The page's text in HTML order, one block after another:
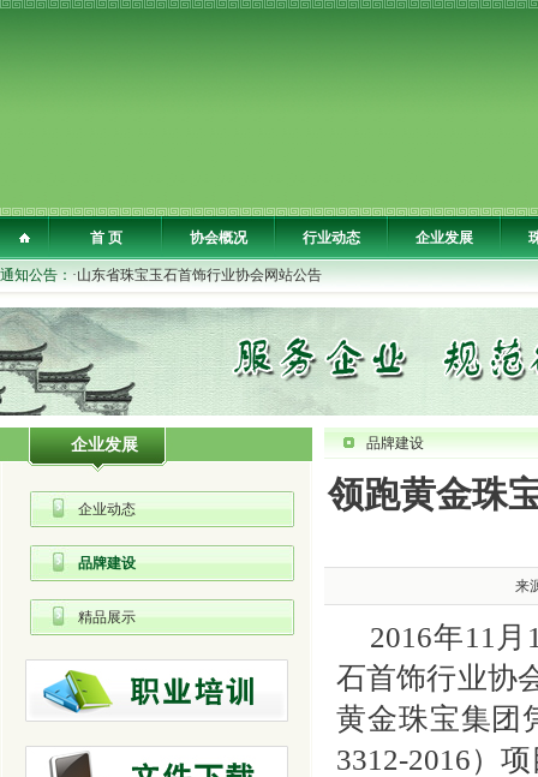
首 页 协会概况 行业动态 企业发展
通知公告： ·山东省珠宝玉石首饰行业协会网站公告
企业发展
企业动态
品牌建设
精品展示
品牌建设
领跑黄金珠
来
2016年11月
石首饰行业协
黄金珠宝集团
3312-2016）